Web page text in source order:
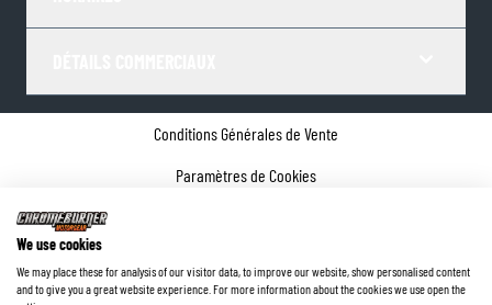
Conditions Générales de Vente
Paramètres de Cookies
©2026ChromeBurner - Tous droits réservés.
We use cookies
We may place these for analysis of our visitor data, to improve our website, show personalised content
and to give you a great website experience. For more information about the cookies we use open the